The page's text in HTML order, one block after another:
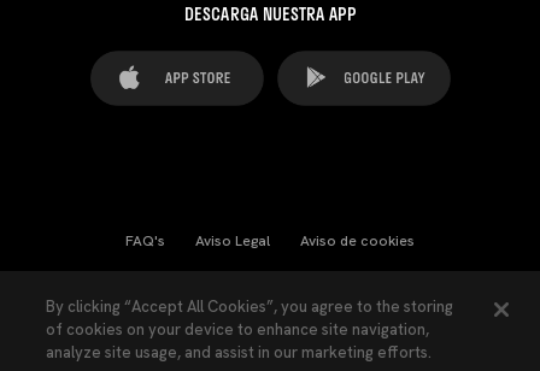
DESCARGA NUESTRA APP
FAQ's Aviso Legal Aviso de cookies
Ley Transparencia Política de Privacidad
By clicking “Accept All Cookies”, you agree to the storing
of cookies on your device to enhance site navigation,
analyze site usage, and assist in our marketing efforts.